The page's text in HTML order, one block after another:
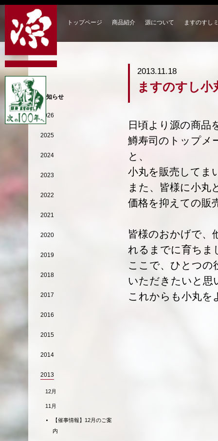
トップページ 商品紹介 源について ますのすし
2013.11.18
ますのすし小
日頃より源の商品
鱒寿司のトップメ
と、
小丸を販売してま
また、皆様に小丸
価格を抑えての販
皆様のおかげで、
れるまでに育ちま
ここで、ひとつの
いただきたいと思
これからも小丸を
お知らせ
2026
2025
2024
2023
2022
2021
2020
2019
2018
2017
2016
2015
2014
2013
12月
11月
【催事情報】12月のご案
内